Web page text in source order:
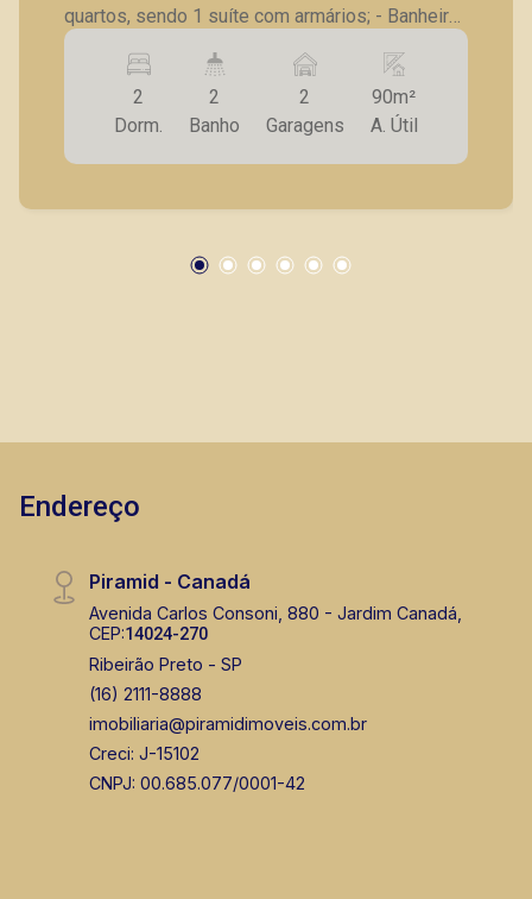
quartos, sendo 1 suíte com armários; - Banheiro
social; - Sala para 2 ambientes; - Varanda
gourmet fechada em vidro; - Cozinha planejada; -
Lavanderia; - 2 vagas de garagem. A Piramid
tem como objetivo atender seus clientes com
agilidade e segurança, em locação, vendas de
principais lançamentos da cidade de Ribeirão
2
Dorm.
2
Banho
2
Garagens
90m²
A. Útil
Endereço
Piramid - Canadá
Avenida Carlos Consoni, 880 - Jardim Canadá,
CEP:14024-270
Ribeirão Preto - SP
(16) 2111-8888
imobiliaria@piramidimoveis.com.br
Creci: J-15102
CNPJ: 00.685.077/0001-42